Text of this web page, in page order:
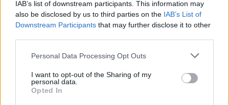
IAB’s list of downstream participants. This information may
also be disclosed by us to third parties on the IAB’s List of
Downstream Participants that may further disclose it to other
Personal Data Processing Opt Outs
I want to opt-out of the Sharing of my
personal data.
Opted In
vaiko gyvybių išgelbėti nepavyko
Žinios | Lietuvos diena
00:00:57
32 laipsnių šilumos
Žinios | Orai